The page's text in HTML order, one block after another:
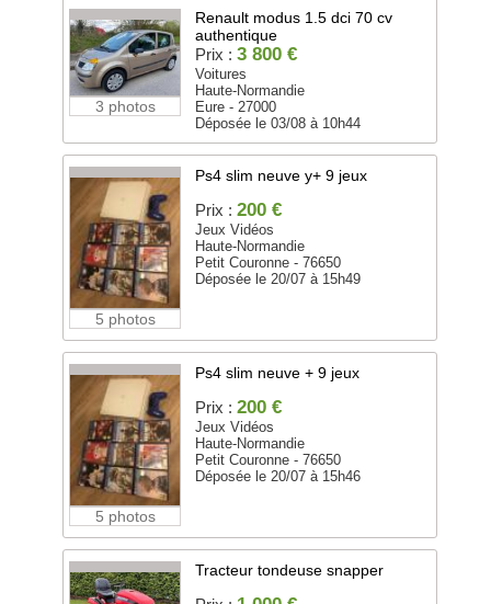
3 photos
Renault modus 1.5 dci 70 cv
authentique
Prix : 3 800 €
Voitures
Haute-Normandie
Eure - 27000
Déposée le 03/08 à 10h44
5 photos
Ps4 slim neuve y+ 9 jeux
Prix : 200 €
Jeux Vidéos
Haute-Normandie
Petit Couronne - 76650
Déposée le 20/07 à 15h49
5 photos
Ps4 slim neuve + 9 jeux
Prix : 200 €
Jeux Vidéos
Haute-Normandie
Petit Couronne - 76650
Déposée le 20/07 à 15h46
Tracteur tondeuse snapper